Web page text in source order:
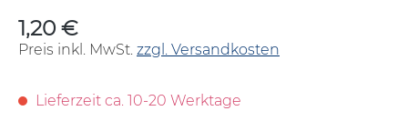
Regulärer Preis:
1,20 €
Preis inkl. MwSt. zzgl. Versandkosten
Lieferzeit ca. 10-20 Werktage